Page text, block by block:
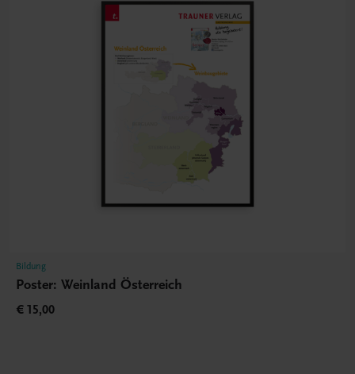
Bildung
Poster: Weinland Österreich
€ 15,00